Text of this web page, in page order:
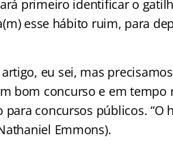
primeiro identificar o
esse hábito ruim, para
eu sei, mas
bom concurso e em tempo
concursos públicos. “O
Emmons).